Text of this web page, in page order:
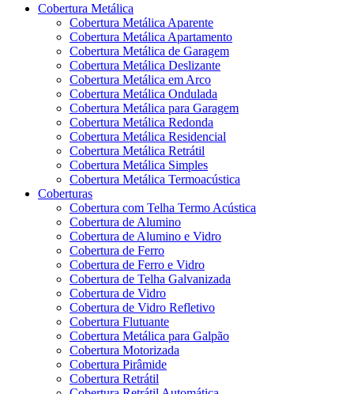
Cobertura Metálica
Cobertura Metálica Aparente
Cobertura Metálica Apartamento
Cobertura Metálica de Garagem
Cobertura Metálica Deslizante
Cobertura Metálica em Arco
Cobertura Metálica Ondulada
Cobertura Metálica para Garagem
Cobertura Metálica Redonda
Cobertura Metálica Residencial
Cobertura Metálica Retrátil
Cobertura Metálica Simples
Cobertura Metálica Termoacústica
Coberturas
Cobertura com Telha Termo Acústica
Cobertura de Alumino
Cobertura de Alumino e Vidro
Cobertura de Ferro
Cobertura de Ferro e Vidro
Cobertura de Telha Galvanizada
Cobertura de Vidro
Cobertura de Vidro Refletivo
Cobertura Flutuante
Cobertura Metálica para Galpão
Cobertura Motorizada
Cobertura Pirâmide
Cobertura Retrátil